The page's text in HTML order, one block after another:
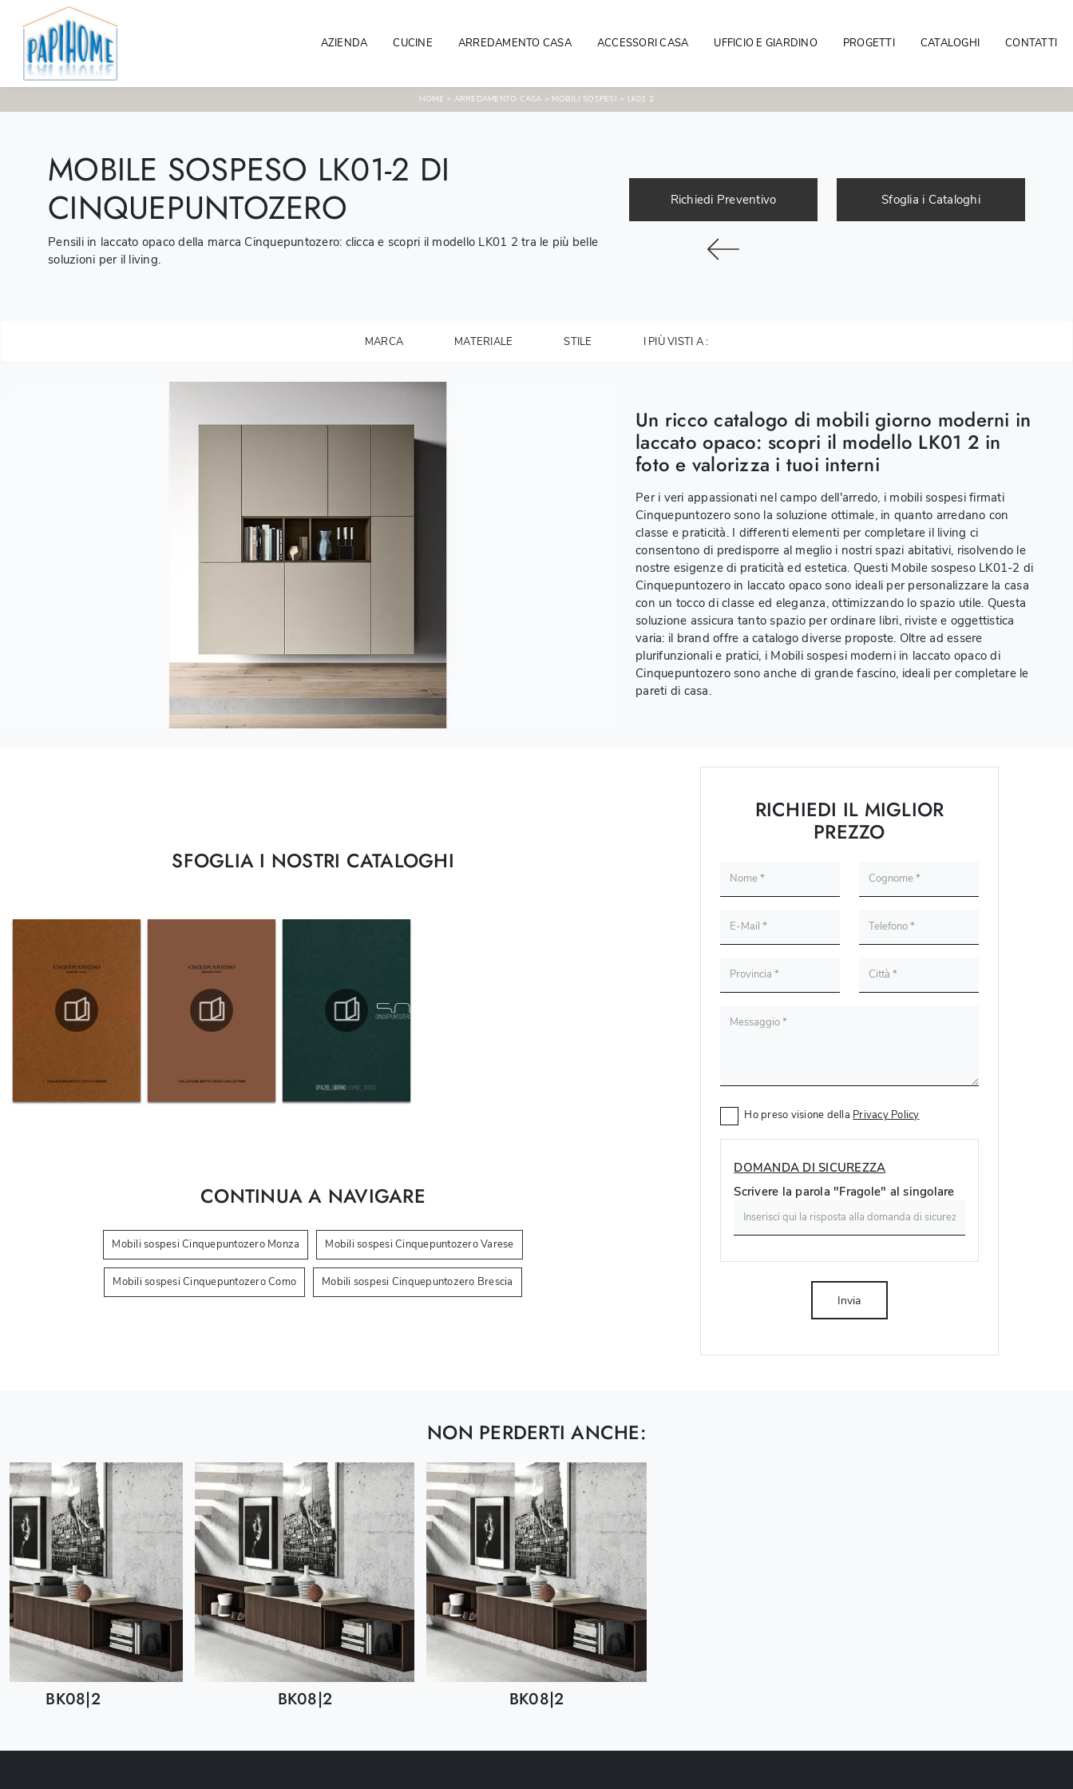
AZIENDA CUCINE ARREDAMENTO CASA ACCESSORI CASA UFFICIO E GIARDINO PROGETTI CATALOGHI CONTATTI
HOME > ARREDAMENTO CASA > MOBILI SOSPESI > LK01 2
MOBILE SOSPESO LK01-2 DI
CINQUEPUNTOZERO
Pensili in laccato opaco della marca Cinquepuntozero: clicca e scopri il modello LK01 2 tra le più belle
soluzioni per il living.
Richiedi Preventivo Sfoglia i Cataloghi
MARCA MATERIALE STILE I PIÙ VISTI A :
Un ricco catalogo di mobili giorno moderni in
laccato opaco: scopri il modello LK01 2 in
foto e valorizza i tuoi interni
Per i veri appassionati nel campo dell'arredo, i mobili sospesi firmati
Cinquepuntozero sono la soluzione ottimale, in quanto arredano con
classe e praticità. I differenti elementi per completare il living ci
consentono di predisporre al meglio i nostri spazi abitativi, risolvendo le
nostre esigenze di praticità ed estetica. Questi Mobile sospeso LK01-2 di
Cinquepuntozero in laccato opaco sono ideali per personalizzare la casa
con un tocco di classe ed eleganza, ottimizzando lo spazio utile. Questa
soluzione assicura tanto spazio per ordinare libri, riviste e oggettistica
varia: il brand offre a catalogo diverse proposte. Oltre ad essere
plurifunzionali e pratici, i Mobili sospesi moderni in laccato opaco di
Cinquepuntozero sono anche di grande fascino, ideali per completare le
pareti di casa.
SFOGLIA I NOSTRI CATALOGHI
CONTINUA A NAVIGARE
Mobili sospesi Cinquepuntozero Monza Mobili sospesi Cinquepuntozero Varese
Mobili sospesi Cinquepuntozero Como Mobili sospesi Cinquepuntozero Brescia
RICHIEDI IL MIGLIOR
PREZZO
Ho preso visione della Privacy Policy
DOMANDA DI SICUREZZA
Scrivere la parola "Fragole" al singolare
Invia
NON PERDERTI ANCHE:
BK08|2 BK08|2 BK08|2